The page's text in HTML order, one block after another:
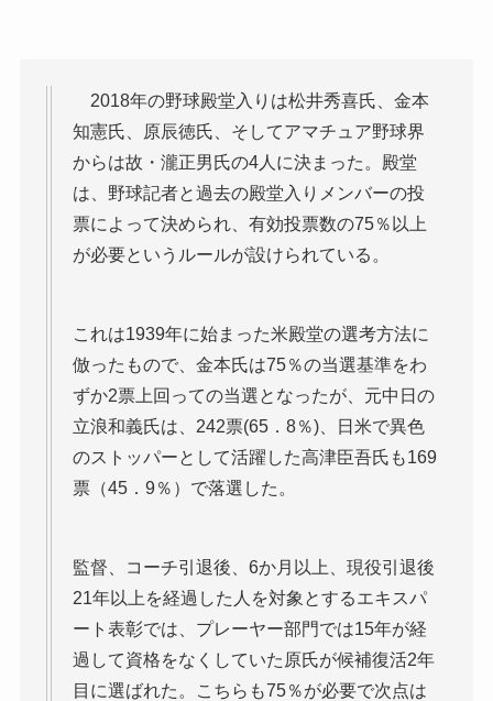
2018年の野球殿堂入りは松井秀喜氏、金本
知憲氏、原辰徳氏、そしてアマチュア野球界
からは故・瀧正男氏の4人に決まった。殿堂
は、野球記者と過去の殿堂入りメンバーの投
票によって決められ、有効投票数の75％以上
が必要というルールが設けられている。
これは1939年に始まった米殿堂の選考方法に
倣ったもので、金本氏は75％の当選基準をわ
ずか2票上回っての当選となったが、元中日の
立浪和義氏は、242票(65．8％)、日米で異色
のストッパーとして活躍した高津臣吾氏も169
票（45．9％）で落選した。
監督、コーチ引退後、6か月以上、現役引退後
21年以上を経過した人を対象とするエキスパ
ート表彰では、プレーヤー部門では15年が経
過して資格をなくしていた原氏が候補復活2年
目に選ばれた。こちらも75％が必要で次点は